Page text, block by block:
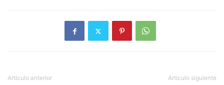
Artículo anterior Artículo siguiente